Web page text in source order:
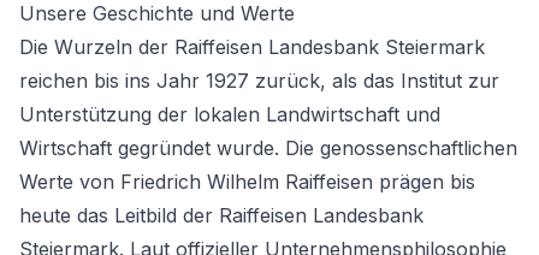
Unsere Geschichte und Werte
Die Wurzeln der Raiffeisen Landesbank Steiermark
reichen bis ins Jahr 1927 zurück, als das Institut zur
Unterstützung der lokalen Landwirtschaft und
Wirtschaft gegründet wurde. Die genossenschaftlichen
Werte von Friedrich Wilhelm Raiffeisen prägen bis
heute das Leitbild der Raiffeisen Landesbank
Steiermark. Laut offizieller Unternehmensphilosophie